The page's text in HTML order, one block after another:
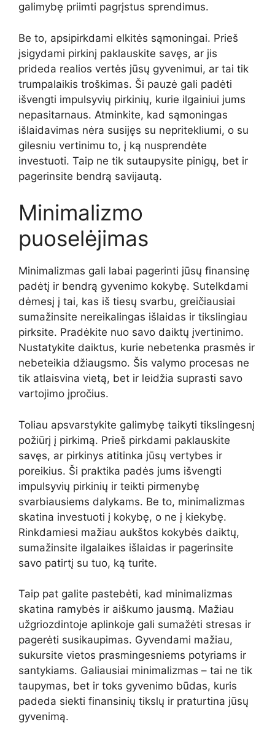
galimybę priimti pagrįstus sprendimus.
Be to, apsipirkdami elkitės sąmoningai. Prieš
įsigydami pirkinį paklauskite savęs, ar jis
prideda realios vertės jūsų gyvenimui, ar tai tik
trumpalaikis troškimas. Ši pauzė gali padėti
išvengti impulsyvių pirkinių, kurie ilgainiui jums
nepasitarnaus. Atminkite, kad sąmoningas
išlaidavimas nėra susijęs su nepritekliumi, o su
gilesniu vertinimu to, į ką nusprendėte
investuoti. Taip ne tik sutaupysite pinigų, bet ir
pagerinsite bendrą savijautą.
Minimalizmo
puoselėjimas
Minimalizmas gali labai pagerinti jūsų finansinę
padėtį ir bendrą gyvenimo kokybę. Sutelkdami
dėmesį į tai, kas iš tiesų svarbu, greičiausiai
sumažinsite nereikalingas išlaidas ir tikslingiau
pirksite. Pradėkite nuo savo daiktų įvertinimo.
Nustatykite daiktus, kurie nebetenka prasmės ir
nebeteikia džiaugsmo. Šis valymo procesas ne
tik atlaisvina vietą, bet ir leidžia suprasti savo
vartojimo įpročius.
Toliau apsvarstykite galimybę taikyti tikslingesnį
požiūrį į pirkimą. Prieš pirkdami paklauskite
savęs, ar pirkinys atitinka jūsų vertybes ir
poreikius. Ši praktika padės jums išvengti
impulsyvių pirkinių ir teikti pirmenybę
svarbiausiems dalykams. Be to, minimalizmas
skatina investuoti į kokybę, o ne į kiekybę.
Rinkdamiesi mažiau aukštos kokybės daiktų,
sumažinsite ilgalaikes išlaidas ir pagerinsite
savo patirtį su tuo, ką turite.
Taip pat galite pastebėti, kad minimalizmas
skatina ramybės ir aiškumo jausmą. Mažiau
užgriozdintoje aplinkoje gali sumažėti stresas ir
pagerėti susikaupimas. Gyvendami mažiau,
sukursite vietos prasmingesniems potyriams ir
santykiams. Galiausiai minimalizmas – tai ne tik
taupymas, bet ir toks gyvenimo būdas, kuris
padeda siekti finansinių tikslų ir praturtina jūsų
gyvenimą.